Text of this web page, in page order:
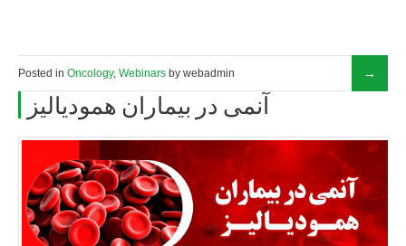
Posted in Oncology, Webinars by webadmin
آنمی در بیماران همودیالیز